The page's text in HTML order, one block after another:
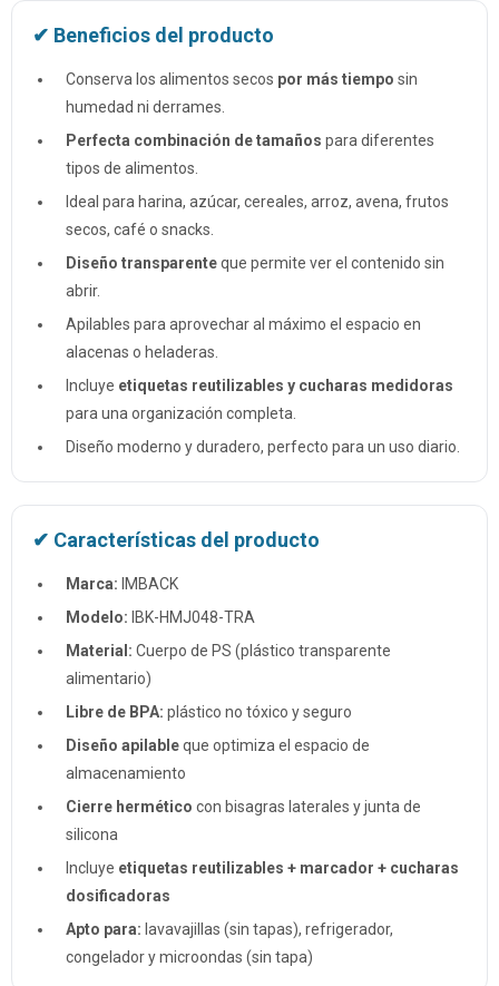
✔ Beneficios del producto
Conserva los alimentos secos por más tiempo sin
humedad ni derrames.
Perfecta combinación de tamaños para diferentes
tipos de alimentos.
Ideal para harina, azúcar, cereales, arroz, avena, frutos
secos, café o snacks.
Diseño transparenteque permite ver el contenido sin
abrir.
Apilables para aprovechar al máximo el espacio en
alacenas o heladeras.
Incluye etiquetas reutilizables y cucharas medidoras
para una organización completa.
Diseño moderno y duradero, perfecto para un uso diario.
✔ Características del producto
Marca: IMBACK
Modelo: IBK-HMJ048-TRA
Material: Cuerpo de PS (plástico transparente
alimentario)
Libre de BPA: plástico no tóxico y seguro
Diseño apilableque optimiza el espacio de
almacenamiento
Cierre hermético con bisagras laterales y junta de
silicona
Incluye etiquetas reutilizables + marcador + cucharas
dosificadoras
Apto para: lavavajillas (sin tapas), refrigerador,
congelador y microondas (sin tapa)